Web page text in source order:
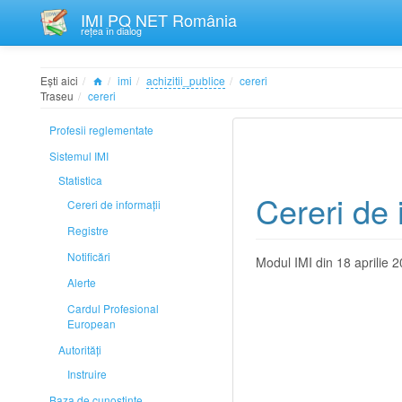
IMI PQ NET România
rețea în dialog
Ești aici imi achizitii_publice
cereri
Traseu
cereri
Profesii reglementate
Sistemul IMI
Statistica
Cereri de informații
Registre
Notificări
Alerte
Cardul Profesional
European
Autorități
Instruire
Cereri de
Modul IMI din 18 aprilie